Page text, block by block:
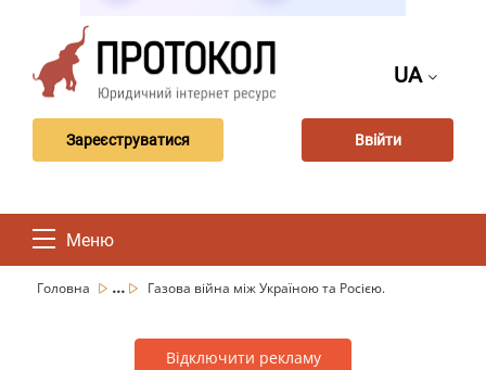
UA
Зареєструватися Ввійти
Меню
Головна ... Газова війна між Україною та Росією.
Відключити рекламу